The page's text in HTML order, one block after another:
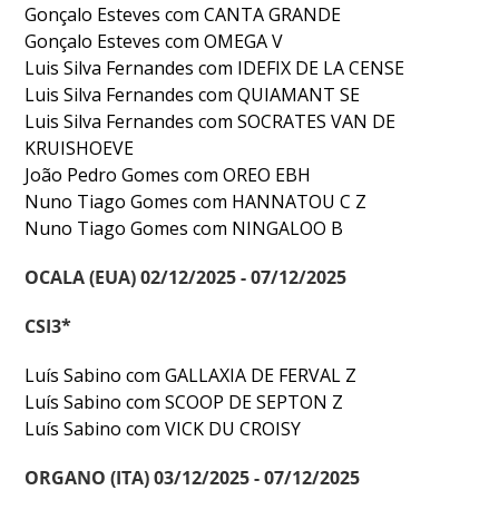
Gonçalo Esteves com CANTA GRANDE
Gonçalo Esteves com OMEGA V
Luis Silva Fernandes com IDEFIX DE LA CENSE
Luis Silva Fernandes com QUIAMANT SE
Luis Silva Fernandes com SOCRATES VAN DE
KRUISHOEVE
João Pedro Gomes com OREO EBH
Nuno Tiago Gomes com HANNATOU C Z
Nuno Tiago Gomes com NINGALOO B
OCALA (EUA) 02/12/2025 - 07/12/2025
CSI3*
Luís Sabino com GALLAXIA DE FERVAL Z
Luís Sabino com SCOOP DE SEPTON Z
Luís Sabino com VICK DU CROISY
ORGANO (ITA) 03/12/2025 - 07/12/2025